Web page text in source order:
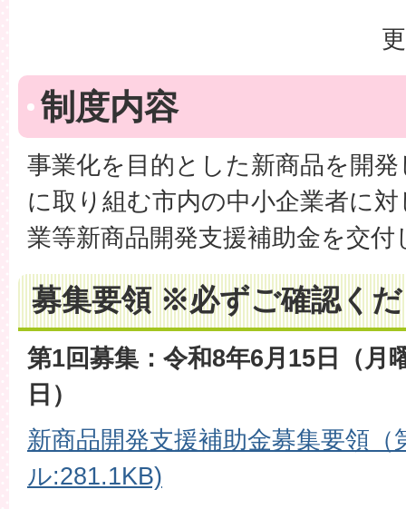
制度内容
事業化を目的とした新商品を開
に取り組む市内の中小企業者に
業等新商品開発支援補助金を交付
募集要領 ※必ずご確認く
第1回募集：令和8年6月15日（月
日）
新商品開発支援補助金募集要領
ル:281.1KB)